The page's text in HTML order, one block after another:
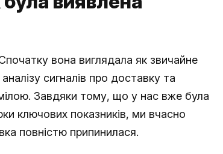
вона виглядала як звичайне
сигналів про доставку та
Завдяки тому, що у нас вже була
ключових показників, ми вчасно
повністю припинилася.